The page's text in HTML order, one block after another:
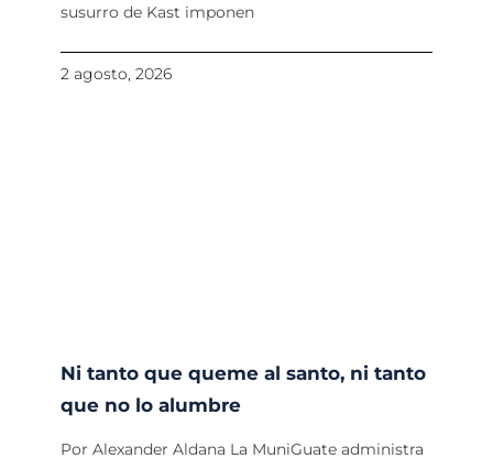
susurro de Kast imponen
2 agosto, 2026
Ni tanto que queme al santo, ni tanto
que no lo alumbre
Por Alexander Aldana La MuniGuate administra